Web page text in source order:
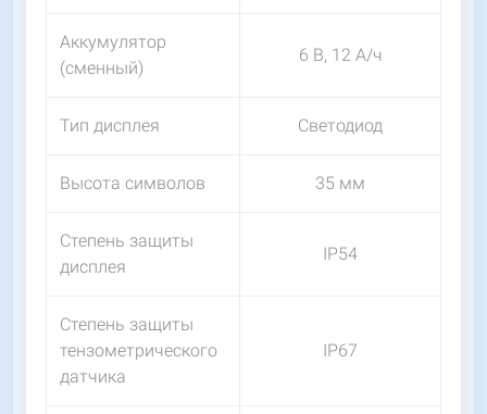
Аккумулятор
(сменный)
6 В, 12 А/ч
Тип дисплея Светодиод
Высота символов 35 мм
Степень защиты
дисплея
IP54
Степень защиты
тензометрического
датчика
IP67